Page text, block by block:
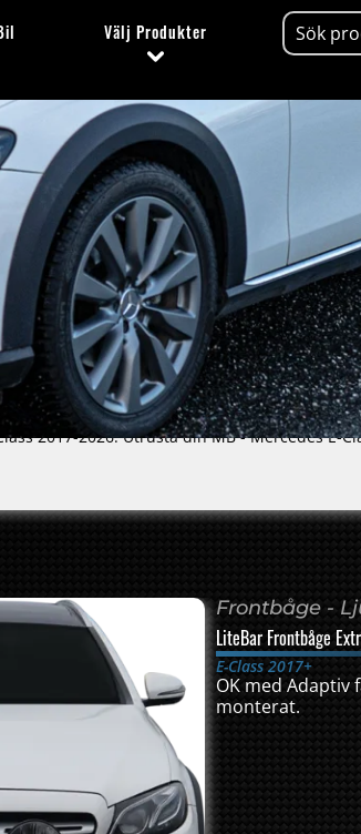
Välj Produkter
2017-2026. Utrusta din MB - Mercedes E-
Frontbåge -
LiteBar Frontbåge
E-Class 2017+
OK med
monterat.